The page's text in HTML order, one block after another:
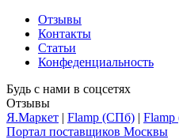
Отзывы
Контакты
Статьи
Конфеденциальность
Будь с нами в соцсетях
Отзывы
Я.Маркет | Flamp (СПб) |
Портал поставщиков Москвы